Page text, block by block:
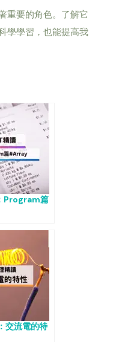
重要的角色。了解它
學學習，也能提高我
Program篇
交流電的特